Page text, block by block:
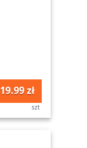
19.99 zł
szt